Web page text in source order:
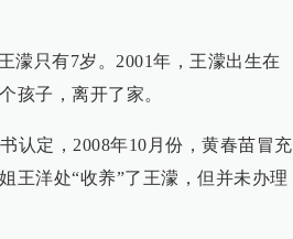
濛只有7岁。2001年，王濛出生在
孩子，离开了家。
认定，2008年10月份，黄春苗冒充
王洋处“收养”了王濛，但并未办理